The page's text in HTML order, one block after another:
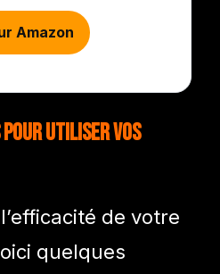
Amazon
pour Utiliser vos
de votre
quelques